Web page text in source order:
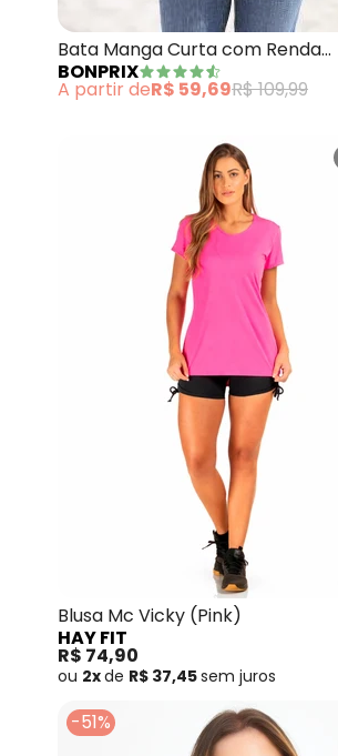
Bata Manga Curta com Renda
(Branca)
BONPRIX
A partir deR$ 59,69R$ 109,99
Blusa Mc Vicky (Pink)
HAY FIT
R$ 74,90
ou 2xde R$ 37,45sem juros
-51%